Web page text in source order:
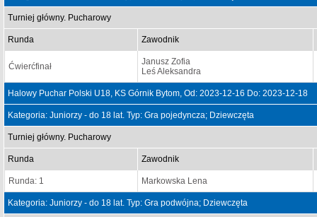
Turniej główny. Pucharowy
Runda Zawodnik
Ćwierćfinał
Janusz Zofia
Leś Aleksandra
Halowy Puchar Polski U18, KS Górnik Bytom, Od: 2023-12-16 Do: 2023-12-18
Kategoria: Juniorzy - do 18 lat. Typ: Gra pojedyncza; Dziewczęta
Turniej główny. Pucharowy
Runda Zawodnik
Runda: 1 Markowska Lena
Kategoria: Juniorzy - do 18 lat. Typ: Gra podwójna; Dziewczęta